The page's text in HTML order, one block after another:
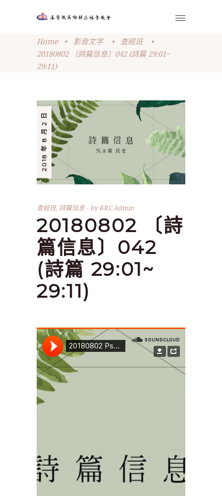
Home • 影音文字 • 查經班
•
20180802 〔詩篇信息〕042 (詩篇 29:01~
29:11)
2018 年 8 月 2 日
查經班, 詩篇信息 byKRC Admin
20180802 〔詩
篇信息〕042
(詩篇 29:01~
29:11)